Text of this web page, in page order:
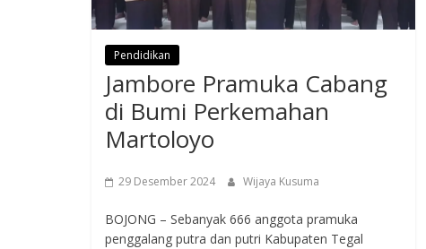
Pendidikan
Jambore Pramuka Cabang
di Bumi Perkemahan
Martoloyo
29 Desember 2024 Wijaya Kusuma
BOJONG – Sebanyak 666 anggota pramuka
penggalang putra dan putri Kabupaten Tegal